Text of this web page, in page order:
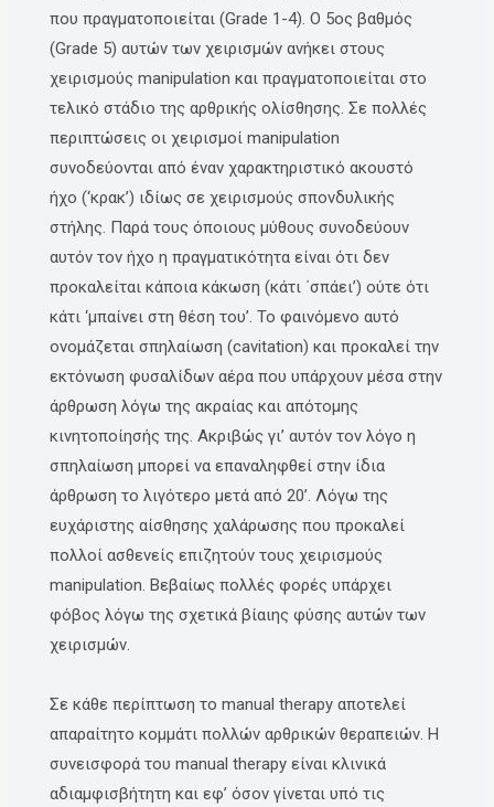
που πραγματοποιείται (Grade 1-4). Ο 5ος βαθμός
(Grade 5) αυτών των χειρισμών ανήκει στους
χειρισμούς manipulation και πραγματοποιείται στο
τελικό στάδιο της αρθρικής ολίσθησης. Σε πολλές
περιπτώσεις οι χειρισμοί manipulation
συνοδεύονται από έναν χαρακτηριστικό ακουστό
ήχο (‘κρακ’) ιδίως σε χειρισμούς σπονδυλικής
στήλης. Παρά τους όποιους μύθους συνοδεύουν
αυτόν τον ήχο η πραγματικότητα είναι ότι δεν
προκαλείται κάποια κάκωση (κάτι ΄σπάει’) ούτε ότι
κάτι ‘μπαίνει στη θέση του’. Το φαινόμενο αυτό
ονομάζεται σπηλαίωση (cavitation) και προκαλεί την
εκτόνωση φυσαλίδων αέρα που υπάρχουν μέσα στην
άρθρωση λόγω της ακραίας και απότομης
κινητοποίησής της. Ακριβώς γι’ αυτόν τον λόγο η
σπηλαίωση μπορεί να επαναληφθεί στην ίδια
άρθρωση το λιγότερο μετά από 20’. Λόγω της
ευχάριστης αίσθησης χαλάρωσης που προκαλεί
πολλοί ασθενείς επιζητούν τους χειρισμούς
manipulation. Βεβαίως πολλές φορές υπάρχει
φόβος λόγω της σχετικά βίαιης φύσης αυτών των
χειρισμών.
​Σε κάθε περίπτωση το manual therapy αποτελεί
απαραίτητο κομμάτι πολλών αρθρικών θεραπειών. Η
συνεισφορά του manual therapy είναι κλινικά
αδιαμφισβήτητη και εφ’ όσον γίνεται υπό τις